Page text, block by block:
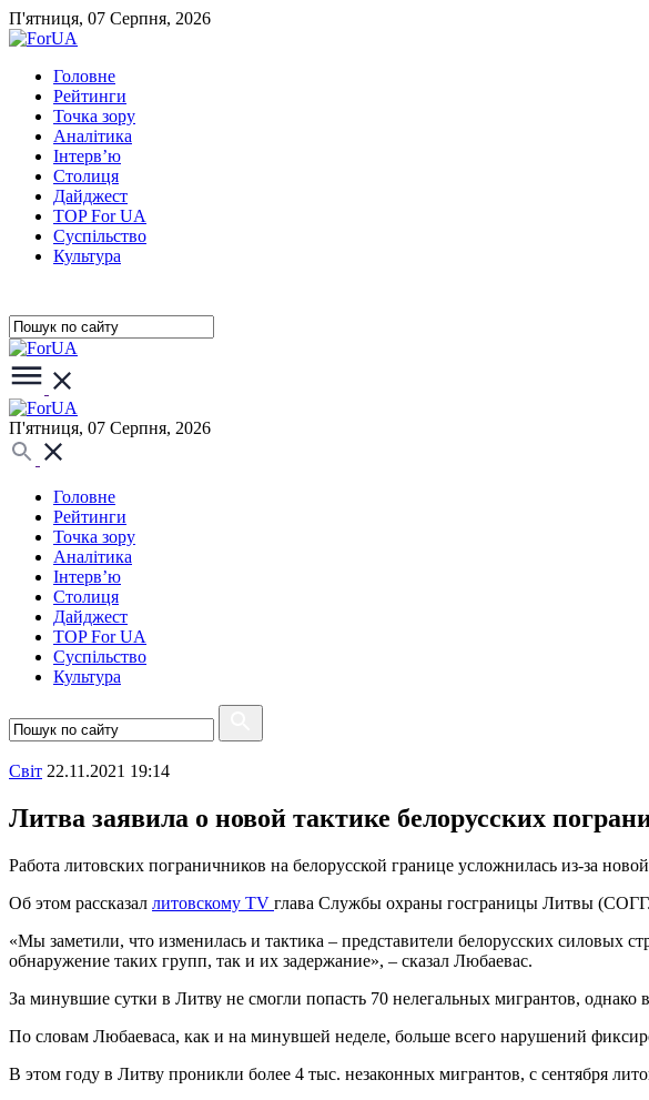
П'ятниця, 07 Серпня, 2026
Головне
Рейтинги
Точка зору
Аналітика
Інтерв’ю
Столиця
Дайджест
TOP For UA
Суспiльство
Культура
П'ятниця, 07 Серпня, 2026
Головне
Рейтинги
Точка зору
Аналітика
Інтерв’ю
Столиця
Дайджест
TOP For UA
Суспiльство
Культура
Свiт 22.11.2021 19:14
Литва заявила о новой тактике белорусских
Работа литовских пограничников на белорусской границе усложнилась из-за
Об этом рассказал литовскому TV глава Службы охраны госграницы Литвы
«Мы заметили, что изменилась и тактика – представители белорусских силовых
обнаружение таких групп, так и их задержание», – сказал Любаевас.
За минувшие сутки в Литву не смогли попасть 70 нелегальных мигрантов,
По словам Любаеваса, как и на минувшей неделе, больше всего нарушений
В этом году в Литву проникли более 4 тыс. незаконных мигрантов, с сентября